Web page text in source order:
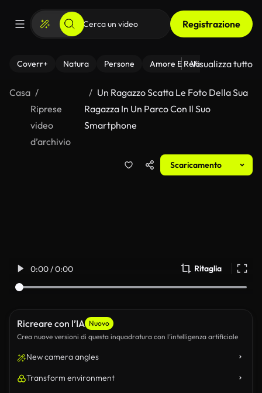
Registrazione
Coverr+ Natura Persone Amore E Relazioni Il
Visualizza tutto
Casa
Riprese
video
d’archivio
Un Ragazzo Scatta Le Foto Della Sua
Ragazza In Un Parco Con Il Suo
Smartphone
Scaricamento
0:00 / 0:00 Ritaglia
Ricreare con l’IA Nuovo
Crea nuove versioni di questa inquadratura con l’intelligenza artificiale
New camera angles
Transform environment